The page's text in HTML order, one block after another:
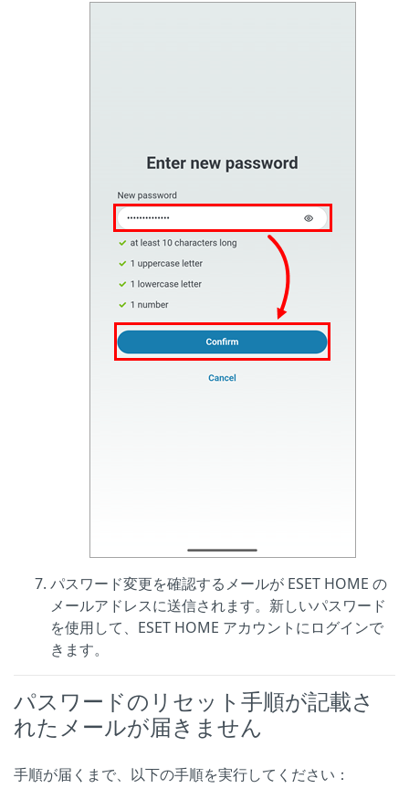
パスワード変更を確認するメールが ESET HOME の
メールアドレスに送信されます。新しいパスワード
を使用して、ESET HOME アカウントにログインで
きます。
パスワードのリセット手順が記載さ
れたメールが届きません
手順が届くまで、以下の手順を実行してください：